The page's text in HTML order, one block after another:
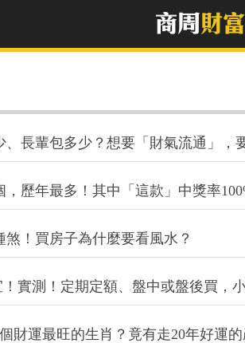
長輩包多少？想要「財氣流通」，
，歷年最多！其中「這款」中獎率
！買房子為什麼要看風水？
實測！定期定額、盤中或盤後買，
財運最旺的生肖？竟有走20年好運